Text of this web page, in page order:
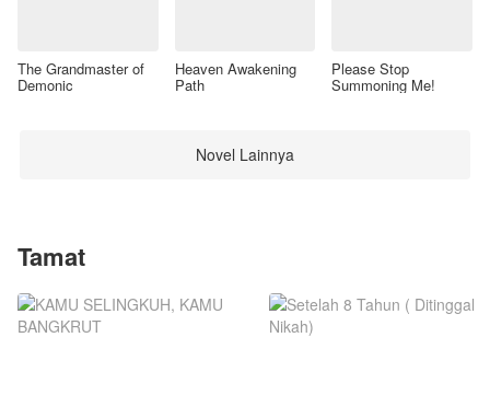
The Grandmaster of
Demonic
Heaven Awakening
Path
Please Stop
Summoning Me!
Novel Lainnya
Tamat